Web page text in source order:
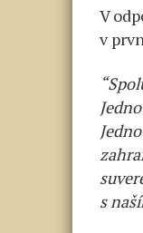
V
v
s